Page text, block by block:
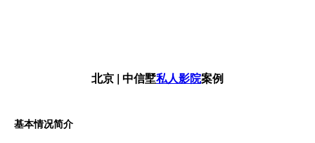
北京 | 中信墅私人影院案例
基本情况简介